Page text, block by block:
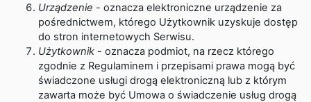
Urządzenie - oznacza elektroniczne urządzenie za
pośrednictwem, którego Użytkownik uzyskuje dostęp
do stron internetowych Serwisu.
Użytkownik - oznacza podmiot, na rzecz którego
zgodnie z Regulaminem i przepisami prawa mogą być
świadczone usługi drogą elektroniczną lub z którym
zawarta może być Umowa o świadczenie usług drogą